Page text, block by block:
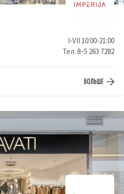
I-VII 10:00-21:00
Тел. 8~5 263 7282
БОЛЬШЕ